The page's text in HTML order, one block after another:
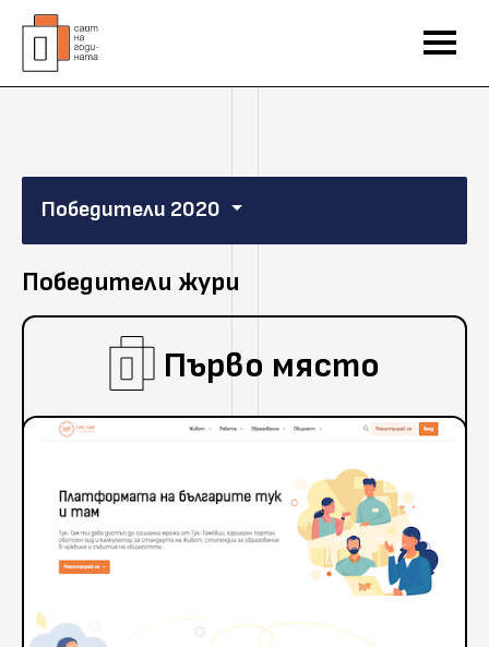
Победители 2020
Победители жури
Първо място